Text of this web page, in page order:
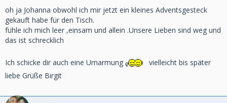
oh ja Johanna obwohl ich mir jetzt ein kleines Adventsgesteck
gekauft habe für den Tisch.
fühle ich mich leer ,einsam und allein .Unsere Lieben sind weg und
das ist schrecklich
Ich schicke dir auch eine Umarmung
vielleicht bis später
liebe Grüße Birgit